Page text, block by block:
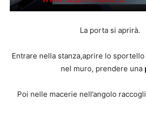
La porta si aprirà.
Entrare nella stanza,aprire lo
nel muro, prendere una
Poi nelle macerie nell’angolo